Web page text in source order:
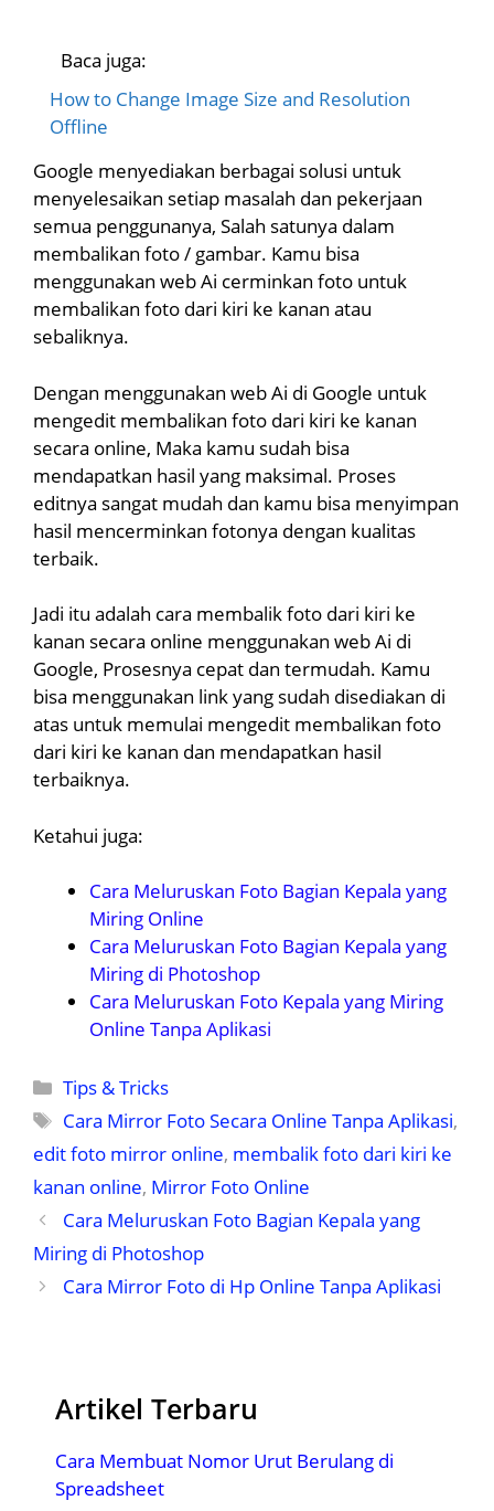
Baca juga:
How to Change Image Size and Resolution
Offline
Google menyediakan berbagai solusi untuk
menyelesaikan setiap masalah dan pekerjaan
semua penggunanya, Salah satunya dalam
membalikan foto / gambar. Kamu bisa
menggunakan web Ai cerminkan foto untuk
membalikan foto dari kiri ke kanan atau
sebaliknya.
Dengan menggunakan web Ai di Google untuk
mengedit membalikan foto dari kiri ke kanan
secara online, Maka kamu sudah bisa
mendapatkan hasil yang maksimal. Proses
editnya sangat mudah dan kamu bisa menyimpan
hasil mencerminkan fotonya dengan kualitas
terbaik.
Jadi itu adalah cara membalik foto dari kiri ke
kanan secara online menggunakan web Ai di
Google, Prosesnya cepat dan termudah. Kamu
bisa menggunakan link yang sudah disediakan di
atas untuk memulai mengedit membalikan foto
dari kiri ke kanan dan mendapatkan hasil
terbaiknya.
Ketahui juga:
Cara Meluruskan Foto Bagian Kepala yang
Miring Online
Cara Meluruskan Foto Bagian Kepala yang
Miring di Photoshop
Cara Meluruskan Foto Kepala yang Miring
Online Tanpa Aplikasi
Kategori
Tips & Tricks
Tag
Cara Mirror Foto Secara Online Tanpa Aplikasi,
edit foto mirror online, membalik foto dari kiri ke
kanan online, Mirror Foto Online
Cara Meluruskan Foto Bagian Kepala yang
Miring di Photoshop
Cara Mirror Foto di Hp Online Tanpa Aplikasi
Artikel Terbaru
Cara Membuat Nomor Urut Berulang di
Spreadsheet